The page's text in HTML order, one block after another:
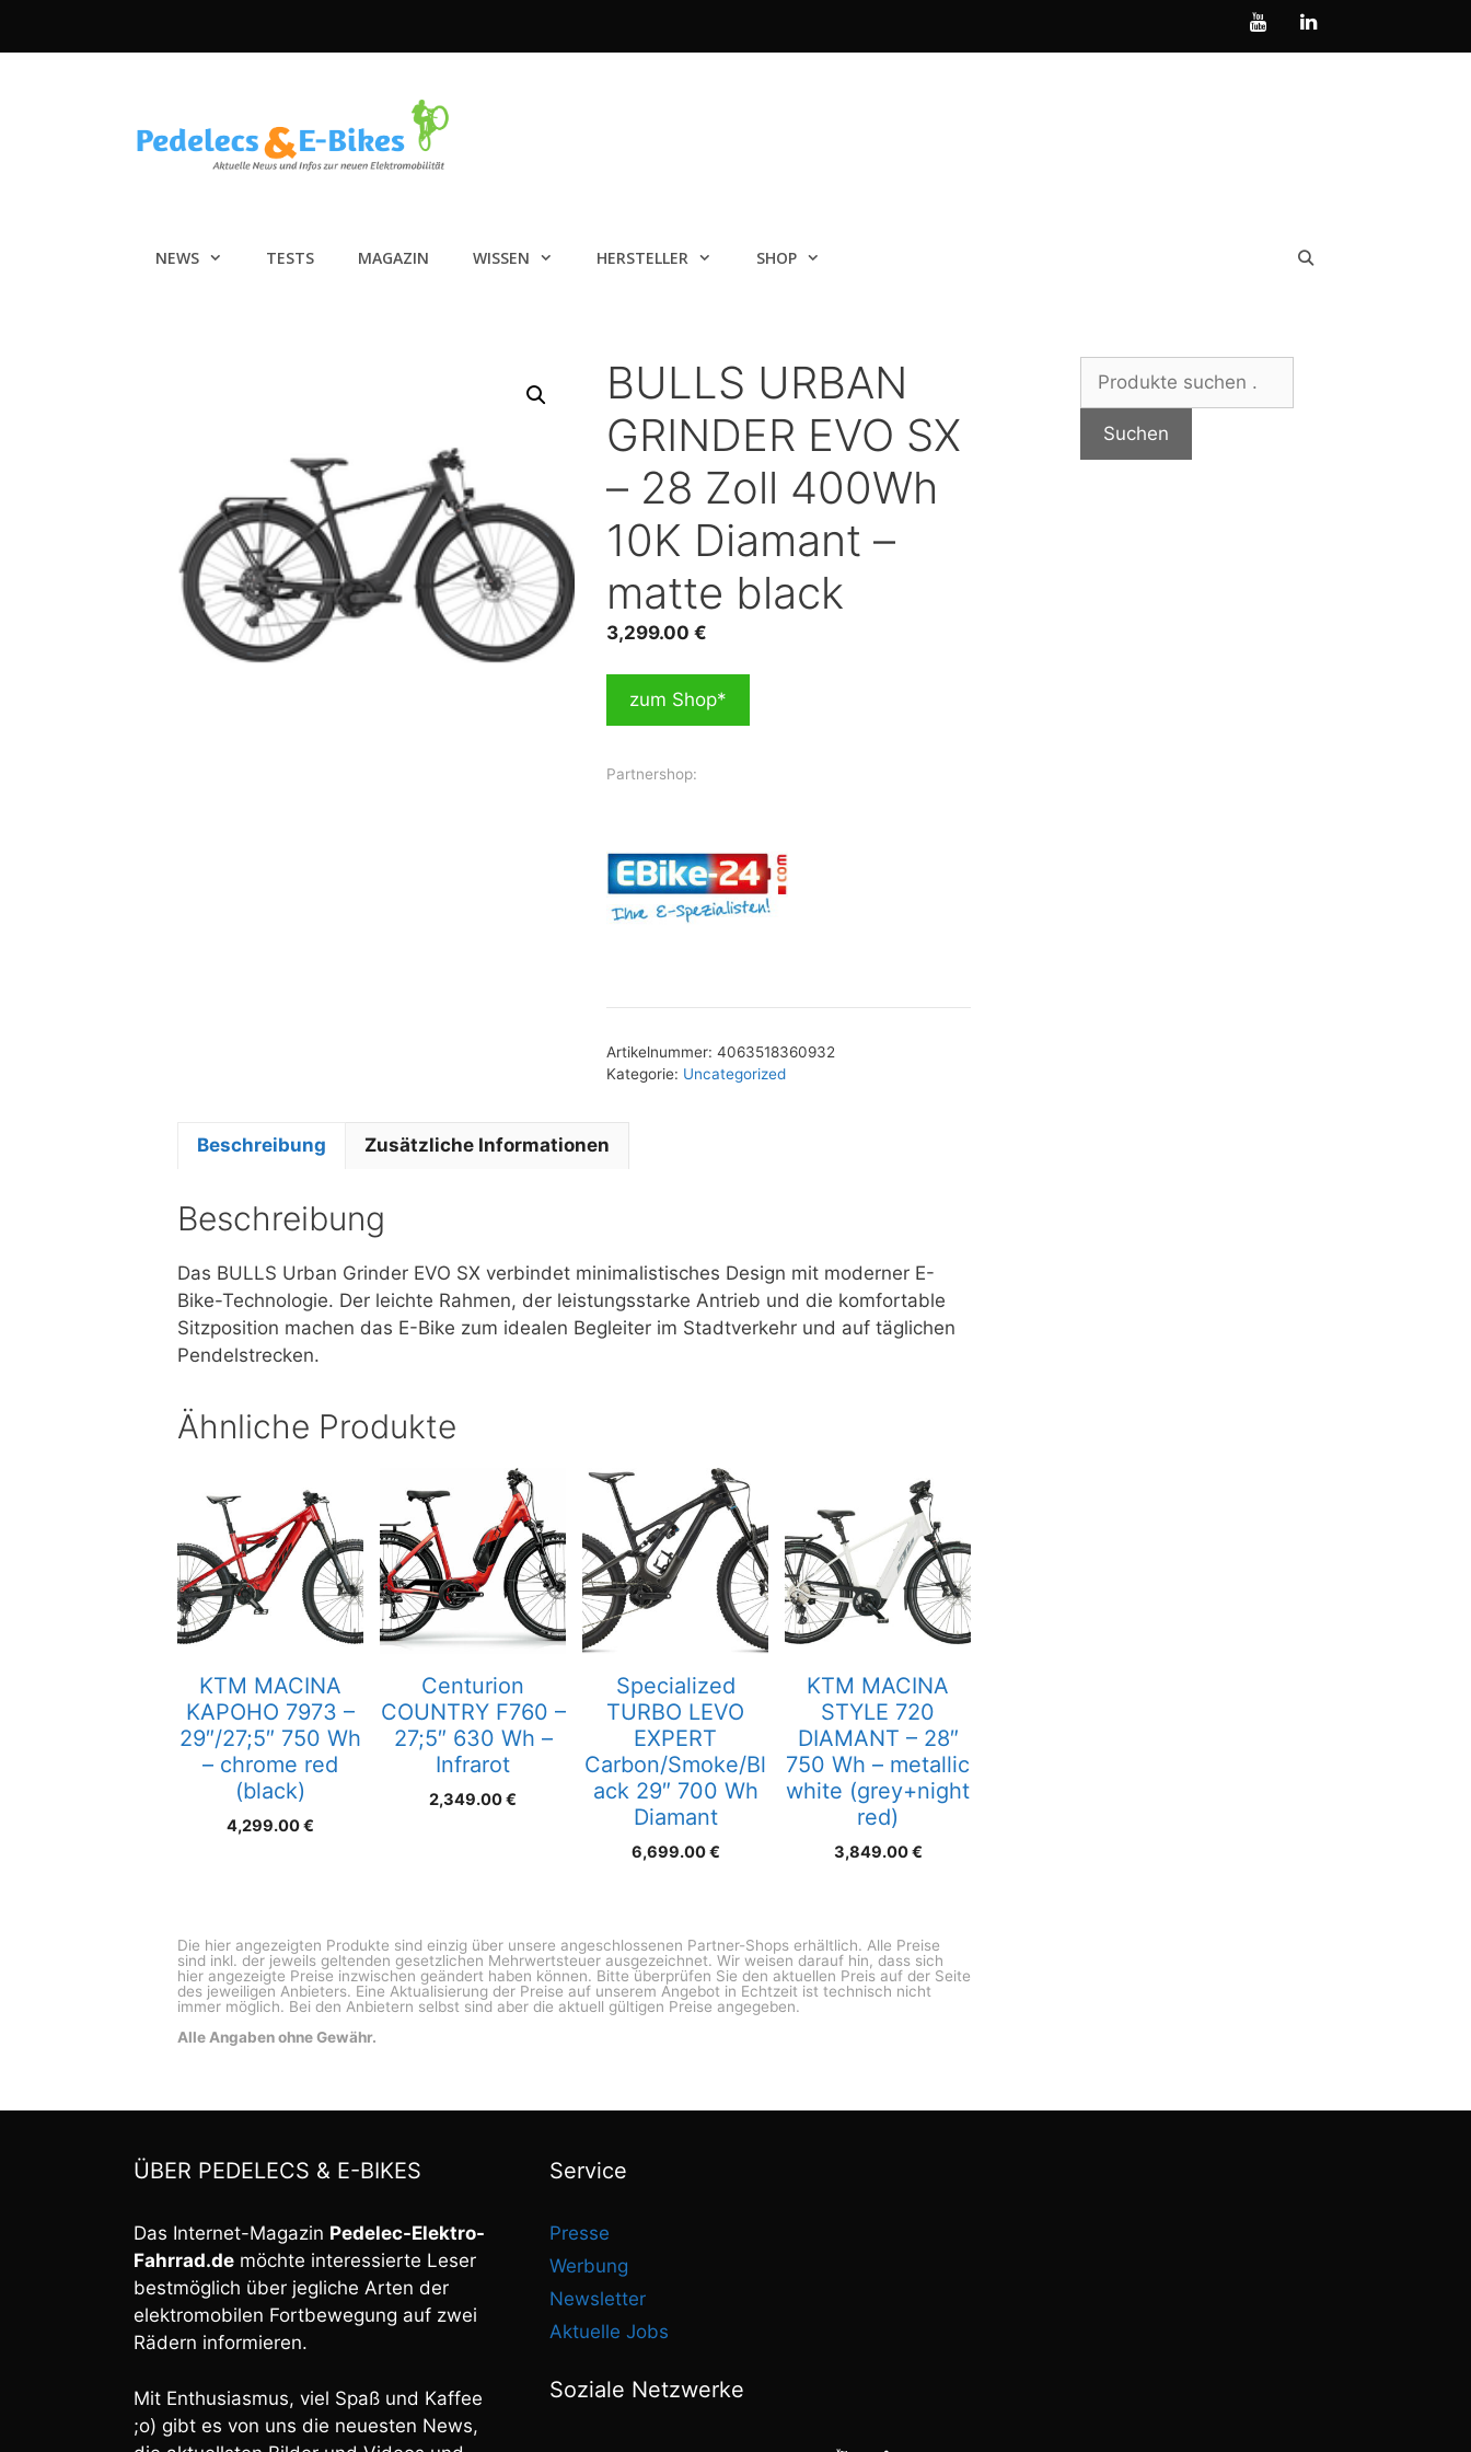
NEWS TESTS MAGAZIN WISSEN HERSTELLER SHOP
BULLS URBAN
GRINDER EVO SX
– 28 Zoll 400Wh
10K Diamant –
matte black
3,299.00 €
zum Shop*
Partnershop:
Artikelnummer: 4063518360932
Kategorie: Uncategorized
Beschreibung Zusätzliche Informationen
Beschreibung
Das BULLS Urban Grinder EVO SX verbindet minimalistisches Design mit moderner E-
Bike-Technologie. Der leichte Rahmen, der leistungsstarke Antrieb und die komfortable
Sitzposition machen das E-Bike zum idealen Begleiter im Stadtverkehr und auf täglichen
Pendelstrecken.
Ähnliche Produkte
KTM MACINA
KAPOHO 7973 –
29″/27;5″ 750 Wh
– chrome red
(black)
4,299.00€
Centurion
COUNTRY F760 –
27;5″ 630 Wh –
Infrarot
2,349.00€
Specialized
TURBO LEVO
EXPERT
Carbon/Smoke/Bl
ack 29″ 700 Wh
Diamant
6,699.00€
KTM MACINA
STYLE 720
DIAMANT – 28″
750 Wh – metallic
white (grey+night
red)
3,849.00€
Die hier angezeigten Produkte sind einzig über unsere angeschlossenen Partner-Shops erhältlich. Alle Preise
sind inkl. der jeweils geltenden gesetzlichen Mehrwertsteuer ausgezeichnet. Wir weisen darauf hin, dass sich
hier angezeigte Preise inzwischen geändert haben können. Bitte überprüfen Sie den aktuellen Preis auf der Seite
des jeweiligen Anbieters. Eine Aktualisierung der Preise auf unserem Angebot in Echtzeit ist technisch nicht
immer möglich. Bei den Anbietern selbst sind aber die aktuell gültigen Preise angegeben.
Alle Angaben ohne Gewähr.
nach:
Suchen
ÜBER PEDELECS & E-BIKES
Das Internet-Magazin Pedelec-Elektro-
Fahrrad.de möchte interessierte Leser
bestmöglich über jegliche Arten der
elektromobilen Fortbewegung auf zwei
Rädern informieren.
Mit Enthusiasmus, viel Spaß und Kaffee
;o) gibt es von uns die neuesten News,
Service
Presse
Werbung
Newsletter
Aktuelle Jobs
Soziale Netzwerke